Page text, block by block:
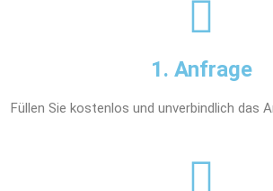
1. Anfrage
Füllen Sie kostenlos und unverbindlich das